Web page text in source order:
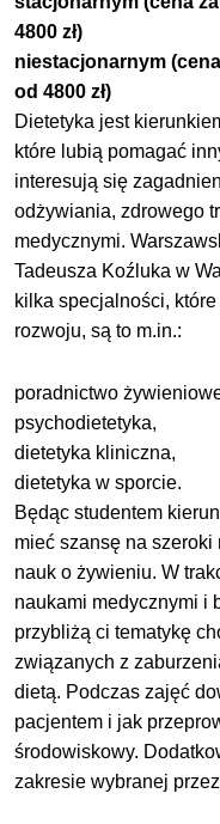
4800 zł)
niestacjonarnym
od 4800 zł)
Dietetyka jest
które lubią pomagać
interesują się
odżywiania, zdrowego
medycznymi.
Tadeusza Koźluka w
kilka specjalności,
rozwoju, są to m.in.:
poradnictwo
psychodietetyka,
dietetyka kliniczna,
dietetyka w sporcie.
Będąc studentem
mieć szansę na
nauk o żywieniu. W
naukami medycznymi i
przybliżą ci tematykę
związanych z
dietą. Podczas zajęć
pacjentem i jak
środowiskowy.
zakresie wybranej